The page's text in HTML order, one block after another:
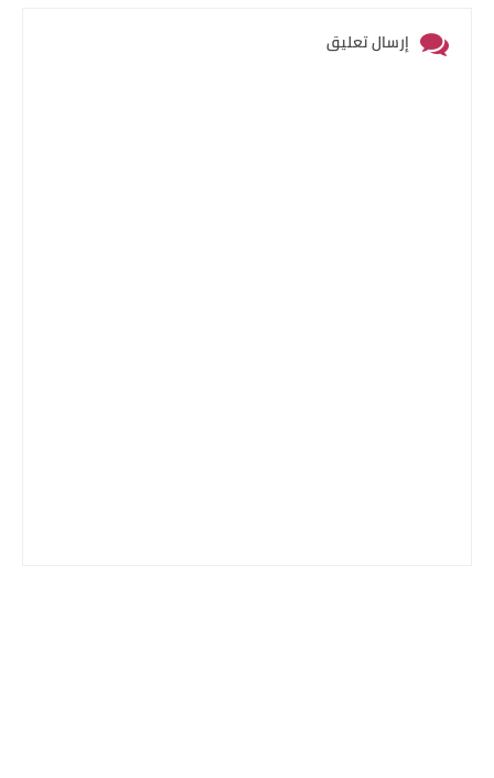
إرسال تعليق